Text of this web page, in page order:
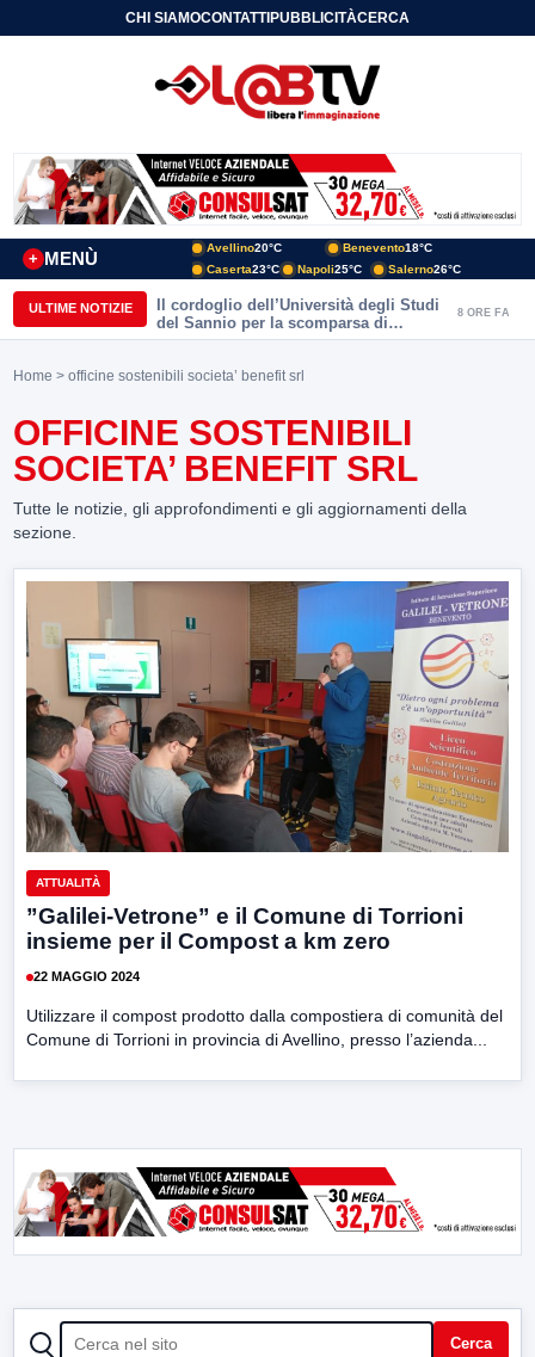
CHI SIAMOCONTATTIPUBBLICITÀCERCA
MENÙ
+
Avellino20°C Benevento18°C
Caserta23°C Napoli25°C Salerno26°C
ULTIME NOTIZIE
Il cordoglio dell’Università degli Studi
del Sannio per la scomparsa di
Roberto Costanzo
8 ORE FA
Home > officine sostenibili societa’ benefit srl
OFFICINE SOSTENIBILI
SOCIETA’ BENEFIT SRL
Tutte le notizie, gli approfondimenti e gli aggiornamenti della
sezione.
ATTUALITÀ
”Galilei-Vetrone” e il Comune di Torrioni
insieme per il Compost a km zero
22 MAGGIO 2024
Utilizzare il compost prodotto dalla compostiera di comunità del
Comune di Torrioni in provincia di Avellino, presso l’azienda...
CERCA Cerca